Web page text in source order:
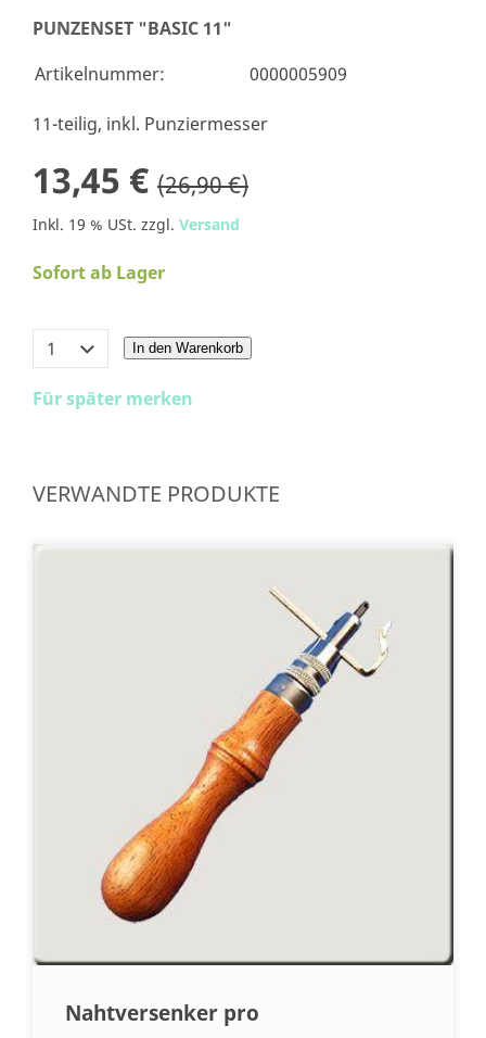
PUNZENSET "BASIC 11"
Artikelnummer:
0000005909
11-teilig, inkl. Punziermesser
13,45 € (26,90 €)
Inkl. 19 % USt. zzgl. Versand
Sofort ab Lager
In den Warenkorb
Für später merken
VERWANDTE PRODUKTE
Nahtversenker pro